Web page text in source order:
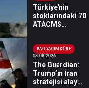
Türkiye'nin
stoklarındaki 70
ATACMS
BATI YARIM KÜRE
08.08.2026
The Guardian:
Trump’ın İran
stratejisi alay